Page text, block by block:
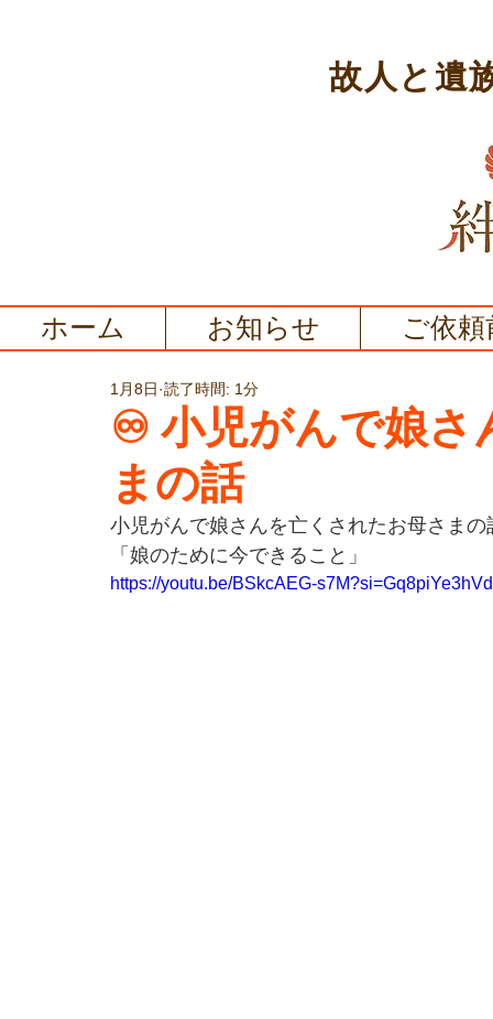
故人と遺
ホーム お知らせ ご依
♾️ 小児がんで娘さ
まの話
1月8日 読了時間: 1分
小児がんで娘さんを亡くされたお母さまの
「娘のために今できること」
https://youtu.be/BSkcAEG-